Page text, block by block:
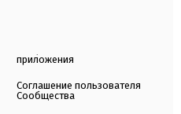
приложения
Соглашение пользователя
Сообщества